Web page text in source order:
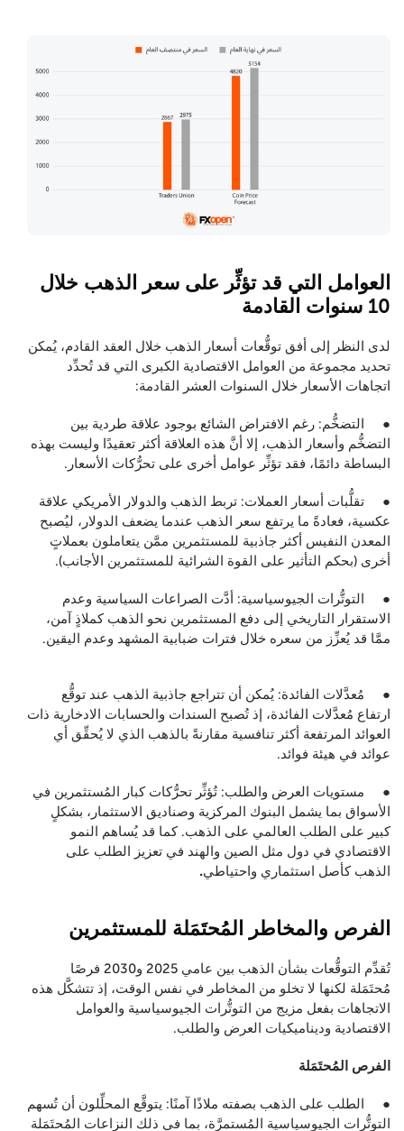
العوامل التي قد تؤثِّر على سعر الذهب خلال
10 سنوات القادمة
لدى النظر إلى أفق توقُّعات أسعار الذهب خلال العقد القادم، يُمكن
تحديد مجموعة من العوامل الاقتصادية الكبرى التي قد تُحدِّد
اتجاهات الأسعار خلال السنوات العشر القادمة:
● التضخُّم: رغم الافتراض الشائع بوجود علاقة طردية بين
التضخُّم وأسعار الذهب، إلا أنَّ هذه العلاقة أكثر تعقيدًا وليست بهذه
البساطة دائمًا، فقد تؤثِّر عوامل أخرى على تحرُّكات الأسعار.
● تقلُّبات أسعار العملات: تربط الذهب والدولار الأمريكي علاقة
عكسية، فعادةً ما يرتفع سعر الذهب عندما يضعف الدولار، ليُصبح
المعدن النفيس أكثر جاذبية للمستثمرين ممَّن يتعاملون بعملاتٍ
أخرى (بحكم التأثير على القوة الشرائية للمستثمرين الأجانب).
● التوتُّرات الجيوسياسية: أدَّت الصراعات السياسية وعدم
الاستقرار التاريخي إلى دفع المستثمرين نحو الذهب كملاذٍ آمن،
ممَّا قد يُعزِّز من سعره خلال فترات ضبابية المشهد وعدم اليقين.
● مُعدَّلات الفائدة: يُمكن أن تتراجع جاذبية الذهب عند توقُّع
ارتفاع مُعدَّلات الفائدة، إذ تُصبح السندات والحسابات الادخارية ذات
العوائد المرتفعة أكثر تنافسية مقارنةً بالذهب الذي لا يُحقِّق أي
عوائد في هيئة فوائد.
● مستويات العرض والطلب: تُؤثِّر تحرُّكات كبار المُستثمرين في
الأسواق بما يشمل البنوك المركزية وصناديق الاستثمار، بشكلٍ
كبير على الطلب العالمي على الذهب. كما قد يُساهم النمو
الاقتصادي في دول مثل الصين والهند في تعزيز الطلب على
الذهب كأصل استثماري واحتياطي.
الفرص والمخاطر المُحتَمَلة للمستثمرين
تُقدِّم التوقُّعات بشأن الذهب بين عامي 2025 و2030 فرصًا
مُحتَمَلة لكنها لا تخلو من المخاطر في نفس الوقت، إذ تتشكَّل هذه
الاتجاهات بفعل مزيج من التوتُّرات الجيوسياسية والعوامل
الاقتصادية وديناميكيات العرض والطلب.
الفرص المُحتَمَلة
● الطلب على الذهب بصفته ملاذًا آمنًا: يتوقَّع المحلِّلون أن تُسهم
التوتُّرات الجيوسياسية المُستمرَّة، بما في ذلك النزاعات المُحتَمَلة